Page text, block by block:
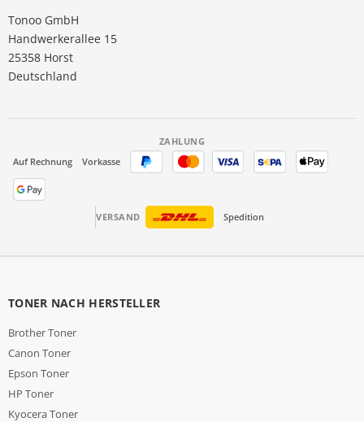
Tonoo GmbH
Handwerkerallee 15
25358 Horst
Deutschland
ZAHLUNG
Auf Rechnung
Vorkasse
VERSAND Spedition
TONER NACH HERSTELLER
Brother Toner
Canon Toner
Epson Toner
HP Toner
Kyocera Toner